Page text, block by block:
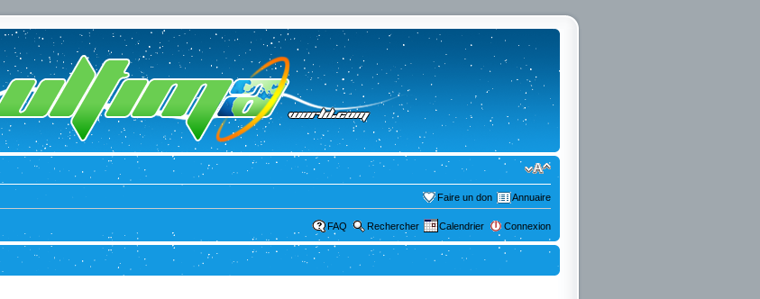
Faire un don Annuaire
FAQ Rechercher Calendrier Connexion